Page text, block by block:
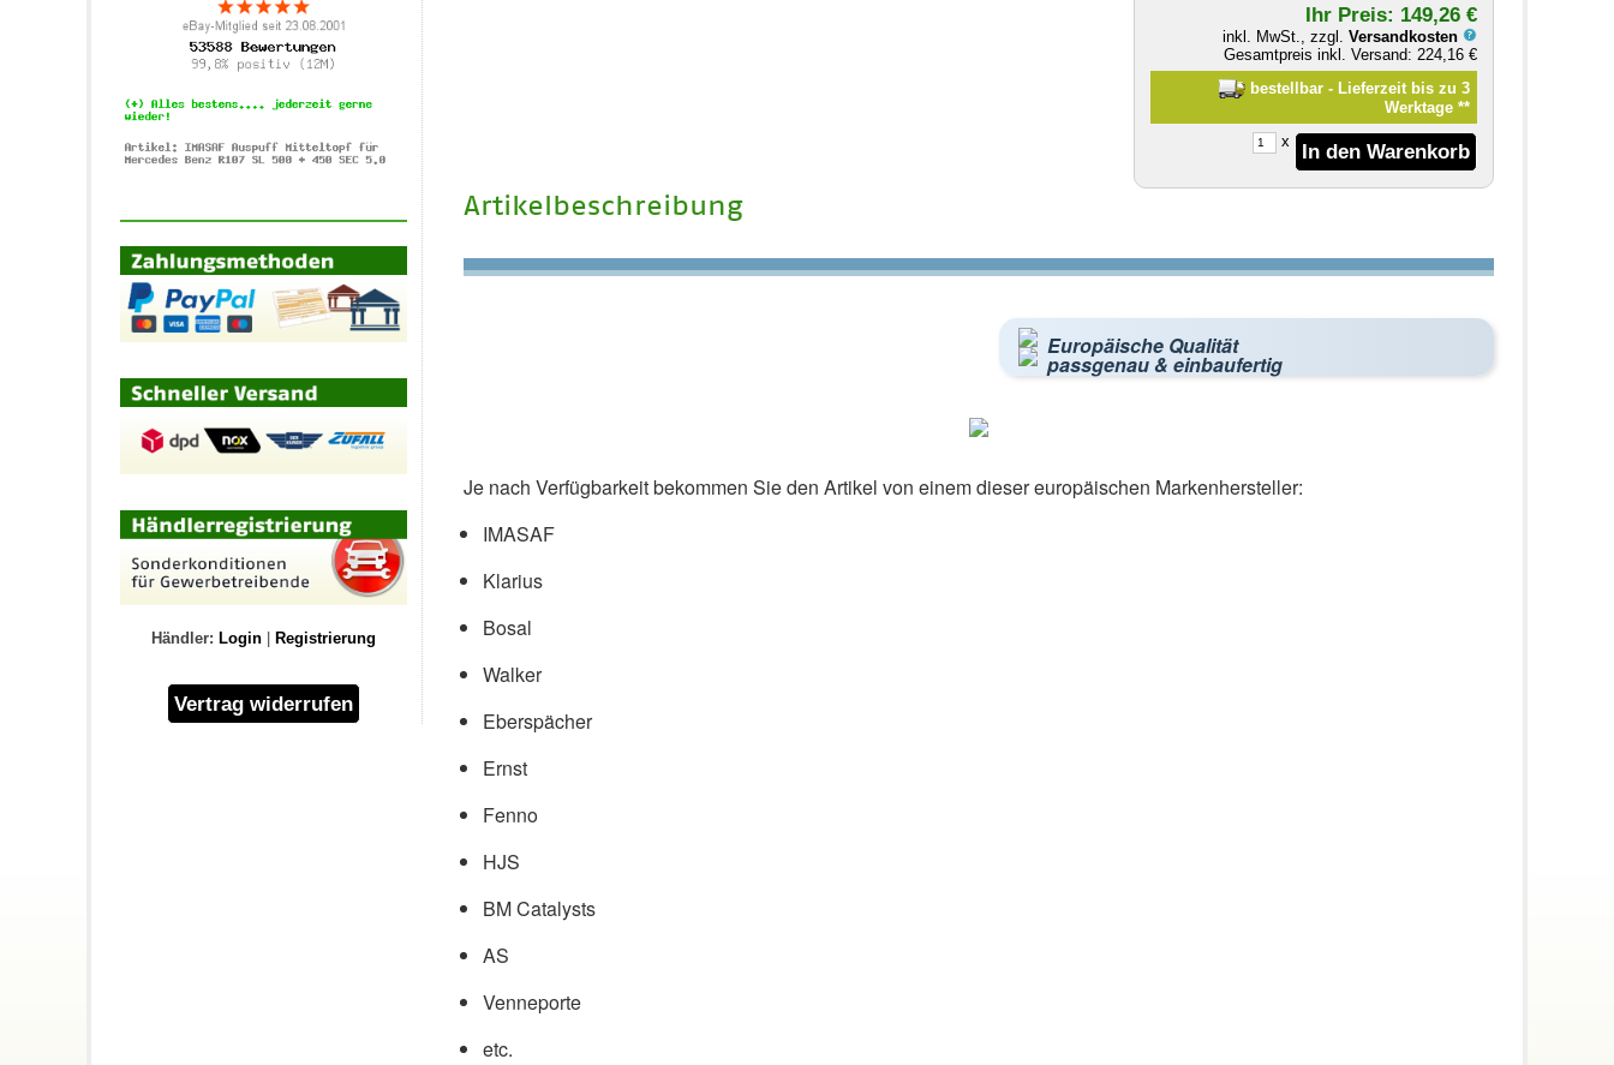
Ihr Preis: 149,26 €
inkl. MwSt., zzgl.Versandkosten
Gesamtpreis inkl. Versand: 224,16 €
bestellbar - Lieferzeit bis zu 3
Werktage **
x
Artikelbeschreibung
Europäische Qualität
passgenau & einbaufertig
Je nach Verfügbarkeit bekommen Sie den Artikel von einem dieser europäischen Markenhersteller:
IMASAF
Klarius
Bosal
Walker
Eberspächer
Ernst
Fenno
HJS
BM Catalysts
AS
Venneporte
etc.
Händler: Login| Registrierung